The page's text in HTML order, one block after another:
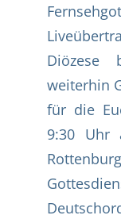
Diözese
weiterhin
für die
9:30 Uhr